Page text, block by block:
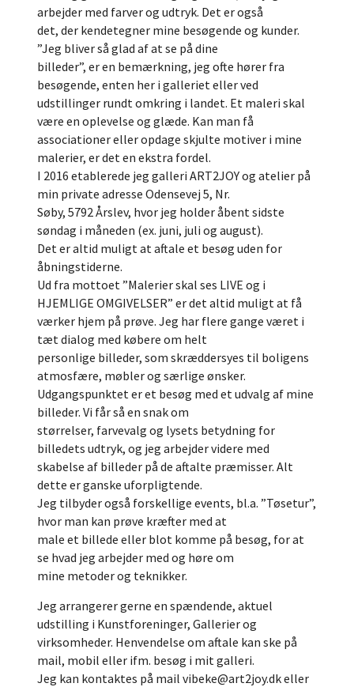
arbejder med farver og udtryk. Det er også
det, der kendetegner mine besøgende og kunder.
”Jeg bliver så glad af at se på dine
billeder”, er en bemærkning, jeg ofte hører fra
besøgende, enten her i galleriet eller ved
udstillinger rundt omkring i landet. Et maleri skal
være en oplevelse og glæde. Kan man få
associationer eller opdage skjulte motiver i mine
malerier, er det en ekstra fordel.
I 2016 etablerede jeg galleri ART2JOY og atelier på
min private adresse Odensevej 5, Nr.
Søby, 5792 Årslev, hvor jeg holder åbent sidste
søndag i måneden (ex. juni, juli og august).
Det er altid muligt at aftale et besøg uden for
åbningstiderne.
Ud fra mottoet ”Malerier skal ses LIVE og i
HJEMLIGE OMGIVELSER” er det altid muligt at få
værker hjem på prøve. Jeg har flere gange været i
tæt dialog med købere om helt
personlige billeder, som skræddersyes til boligens
atmosfære, møbler og særlige ønsker.
Udgangspunktet er et besøg med et udvalg af mine
billeder. Vi får så en snak om
størrelser, farvevalg og lysets betydning for
billedets udtryk, og jeg arbejder videre med
skabelse af billeder på de aftalte præmisser. Alt
dette er ganske uforpligtende.
Jeg tilbyder også forskellige events, bl.a. ”Tøsetur”,
hvor man kan prøve kræfter med at
male et billede eller blot komme på besøg, for at
se hvad jeg arbejder med og høre om
mine metoder og teknikker.
Jeg arrangerer gerne en spændende, aktuel
udstilling i Kunstforeninger, Gallerier og
virksomheder. Henvendelse om aftale kan ske på
mail, mobil eller ifm. besøg i mit galleri.
Jeg kan kontaktes på mail vibeke@art2joy.dk eller